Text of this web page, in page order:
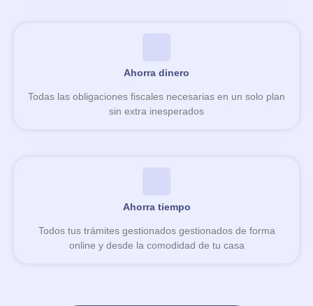
Ahorra dinero
Todas las obligaciones fiscales necesarias en un solo plan
sin extra inesperados
Ahorra tiempo
Todos tus trámites gestionados gestionados de forma
online y desde la comodidad de tu casa